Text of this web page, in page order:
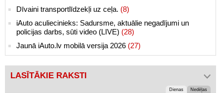
Dīvaini transportlīdzekļi uz ceļa. (8)
iAuto aculiecinieks: Sadursme, aktuālie negadījumi un
policijas darbs, sūti video (LIVE) (28)
Jaunā iAuto.lv mobilā versija 2026 (27)
LASĪTĀKIE RAKSTI
Dienas Nedēļas